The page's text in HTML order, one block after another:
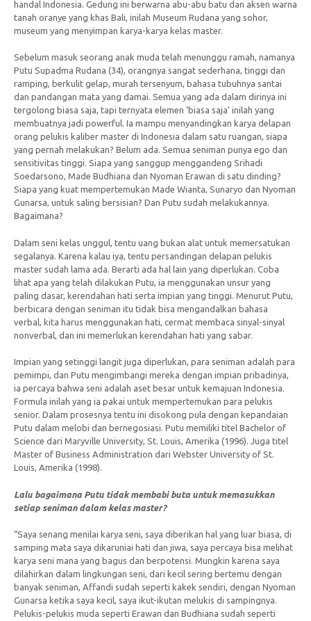
handal Indonesia. Gedung ini berwarna abu-abu batu dan aksen warna
tanah oranye yang khas Bali, inilah Museum Rudana yang sohor,
museum yang menyimpan karya-karya kelas master.
Sebelum masuk seorang anak muda telah menunggu ramah, namanya
Putu Supadma Rudana (34), orangnya sangat sederhana, tinggi dan
ramping, berkulit gelap, murah tersenyum, bahasa tubuhnya santai
dan pandangan mata yang damai. Semua yang ada dalam dirinya ini
tergolong biasa saja, tapi ternyata elemen ‘biasa saja’ inilah yang
membuatnya jadi powerful. Ia mampu menyandingkan karya delapan
orang pelukis kaliber master di Indonesia dalam satu ruangan, siapa
yang pernah melakukan? Belum ada. Semua seniman punya ego dan
sensitivitas tinggi. Siapa yang sanggup menggandeng Srihadi
Soedarsono, Made Budhiana dan Nyoman Erawan di satu dinding?
Siapa yang kuat mempertemukan Made Wianta, Sunaryo dan Nyoman
Gunarsa, untuk saling bersisian? Dan Putu sudah melakukannya.
Bagaimana?
Dalam seni kelas unggul, tentu uang bukan alat untuk memersatukan
segalanya. Karena kalau iya, tentu persandingan delapan pelukis
master sudah lama ada. Berarti ada hal lain yang diperlukan. Coba
lihat apa yang telah dilakukan Putu, ia menggunakan unsur yang
paling dasar, kerendahan hati serta impian yang tinggi. Menurut Putu,
berbicara dengan seniman itu tidak bisa mengandalkan bahasa
verbal, kita harus menggunakan hati, cermat membaca sinyal-sinyal
nonverbal, dan ini memerlukan kerendahan hati yang sabar.
Impian yang setinggi langit juga diperlukan, para seniman adalah para
pemimpi, dan Putu mengimbangi mereka dengan impian pribadinya,
ia percaya bahwa seni adalah aset besar untuk kemajuan Indonesia.
Formula inilah yang ia pakai untuk mempertemukan para pelukis
senior. Dalam prosesnya tentu ini disokong pula dengan kepandaian
Putu dalam melobi dan bernegosiasi. Putu memiliki titel Bachelor of
Science dari Maryville University, St. Louis, Amerika (1996). Juga titel
Master of Business Administration dari Webster University of St.
Louis, Amerika (1998).
Lalu bagaimana Putu tidak membabi buta untuk memasukkan
setiap seniman dalam kelas master?
“Saya senang menilai karya seni, saya diberikan hal yang luar biasa, di
samping mata saya dikaruniai hati dan jiwa, saya percaya bisa melihat
karya seni mana yang bagus dan berpotensi. Mungkin karena saya
dilahirkan dalam lingkungan seni, dari kecil sering bertemu dengan
banyak seniman, Affandi sudah seperti kakek sendiri, dengan Nyoman
Gunarsa ketika saya kecil, saya ikut-ikutan melukis di sampingnya.
Pelukis-pelukis muda seperti Erawan dan Budhiana sudah seperti